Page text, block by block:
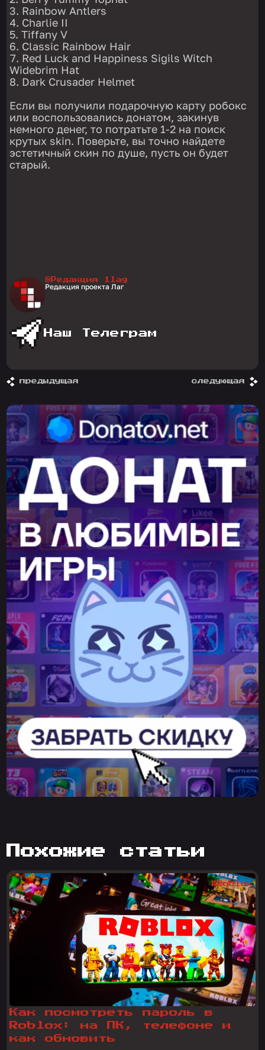
Rainbow Antlers
Charlie II
Tiffany V
Classic Rainbow Hair
Red Luck and Happiness Sigils Witch
Widebrim Hat
Dark Crusader Helmet
Если вы получили подарочную карту робокс
или воспользовались донатом, закинув
немного денег, то потратьте 1-2 на поиск
крутых skin. Поверьте, вы точно найдете
эстетичный скин по душе, пусть он будет
старый.
@Редакция 1lag
Редакция проекта Лаг
Наш Телеграм
предыдущая следующая
похожие статьи
Как посмотреть пароль в
Roblox: на ПК, телефоне и
как обновить
#Roblox